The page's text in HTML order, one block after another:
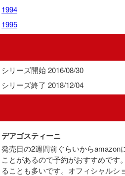
1994
1995
シリーズ開始 2016/08/30
シリーズ終了 2018/12/04
デアゴスティーニ
発売日の2週間前ぐらいからamazon
ことがあるので予約がおすすめです
ることも多いです。オフィシャルシ